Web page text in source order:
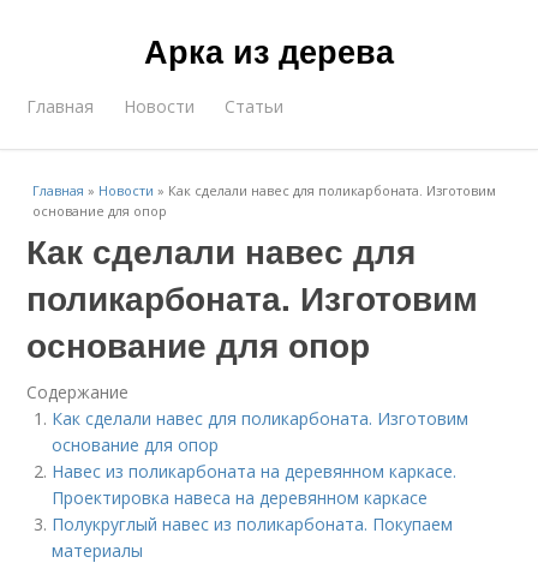
Арка из дерева
Главная Новости Статьи
Главная » Новости » Как сделали навес для поликарбоната. Изготовим
основание для опор
Как сделали навес для
поликарбоната. Изготовим
основание для опор
Содержание
Как сделали навес для поликарбоната. Изготовим
основание для опор
Навес из поликарбоната на деревянном каркасе.
Проектировка навеса на деревянном каркасе
Полукруглый навес из поликарбоната. Покупаем
материалы